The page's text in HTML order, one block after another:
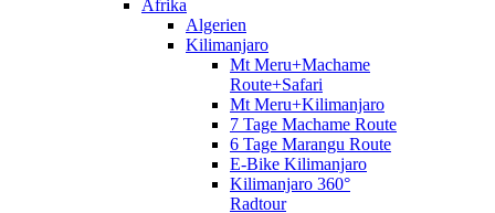
Afrika
Algerien
Kilimanjaro
Mt Meru+Machame
Route+Safari
Mt Meru+Kilimanjaro
7 Tage Machame Route
6 Tage Marangu Route
E-Bike Kilimanjaro
Kilimanjaro 360°
Radtour